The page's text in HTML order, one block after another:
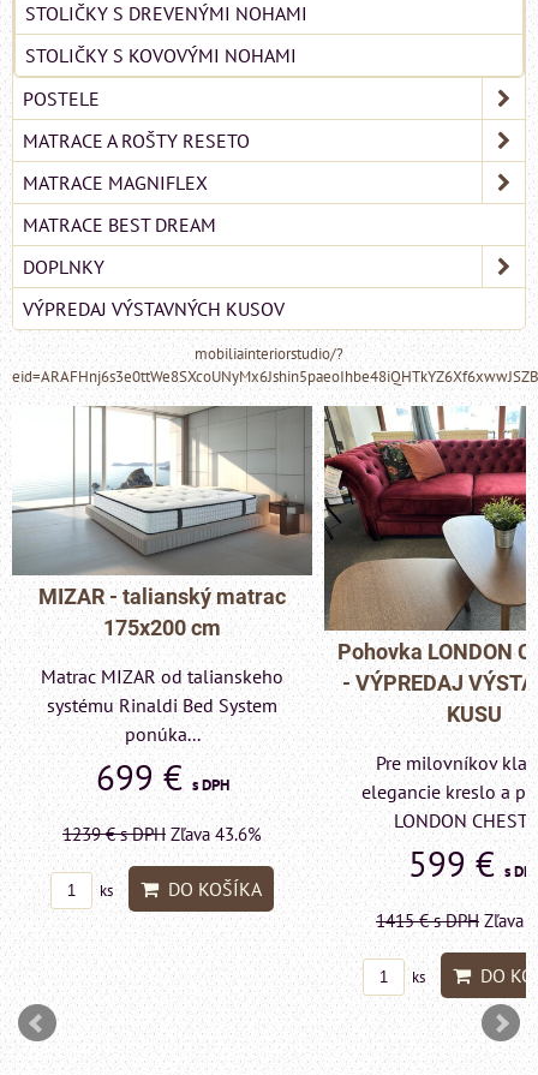
STOLIČKY S DREVENÝMI NOHAMI
STOLIČKY S KOVOVÝMI NOHAMI
POSTELE
MATRACE A ROŠTY RESETO
MATRACE MAGNIFLEX
MATRACE BEST DREAM
DOPLNKY
VÝPREDAJ VÝSTAVNÝCH KUSOV
mobiliainteriorstudio/?
MIZAR - talianský matrac
175x200 cm
Matrac MIZAR od talianskeho
systému Rinaldi Bed System
ponúka...
699 €s DPH
1239 €s DPH Zľava 43.6%
ks DO KOŠÍKA
Pohovka LONDON
- VÝPREDAJ
KUSU
Pre milovníkov
elegancie kreslo a
LONDON
599 €s
1415 €s DPH Zľava
ks DO